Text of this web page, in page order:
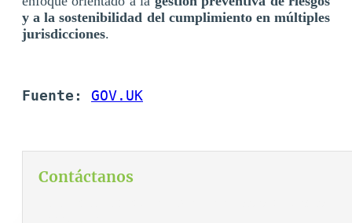
y a la sostenibilidad del cumplimiento en múltiples
jurisdicciones.
Fuente: GOV.UK
Contáctanos